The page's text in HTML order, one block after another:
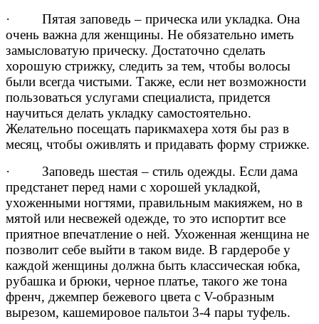
· Пятая заповедь – прическа или укладка. Она
очень важна для женщины. Не обязательно иметь
замысловатую прическу. Достаточно сделать
хорошую стрижку, следить за тем, чтобы волосы
были всегда чистыми. Также, если нет возможности
пользоваться услугами специалиста, придется
научиться делать укладку самостоятельно.
Желательно посещать парикмахера хотя бы раз в
месяц, чтобы оживлять и придавать форму стрижке.
· Заповедь шестая – стиль одежды. Если дама
предстанет перед нами с хорошей укладкой,
ухоженными ногтями, правильным макияжем, но в
мятой или несвежей одежде, то это испортит все
приятное впечатление о ней. Ухоженная женщина не
позволит себе выйти в таком виде. В гардеробе у
каждой женщины должна быть классическая юбка,
рубашка и брюки, черное платье, такого же тона
френч, джемпер бежевого цвета с V-образным
вырезом, кашемировое пальтои 3-4 пары туфель.